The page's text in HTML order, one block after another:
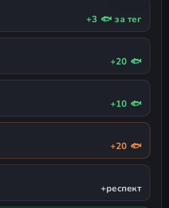
+3 🐟 за тег
+20 🐟
+10 🐟
+20 🐟
+респект